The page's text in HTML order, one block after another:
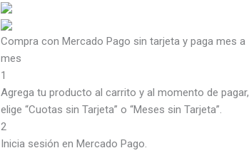
Compra con Mercado Pago sin tarjeta y paga mes a
mes
1
Agrega tu producto al carrito y al momento de pagar,
elige “Cuotas sin Tarjeta” o “Meses sin Tarjeta”.
2
Inicia sesión en Mercado Pago.